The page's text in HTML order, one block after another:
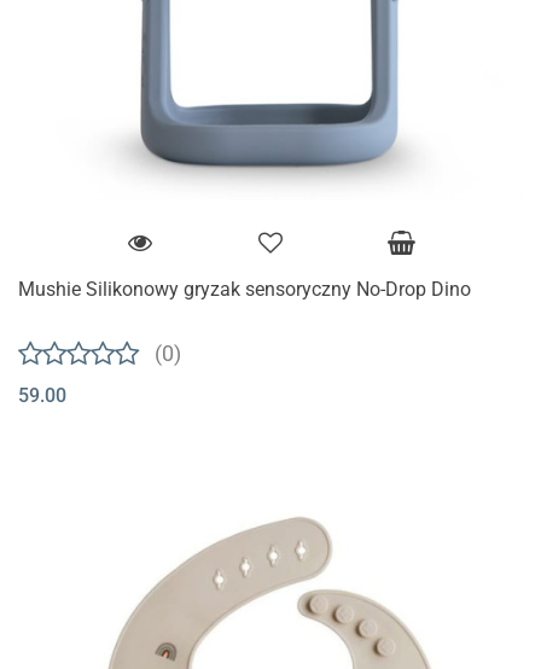
Mushie Silikonowy gryzak sensoryczny No-Drop Dino
(0)
59.00